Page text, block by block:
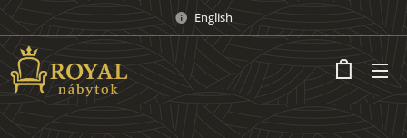
English